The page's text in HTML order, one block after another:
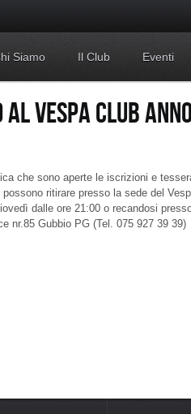
Siamo Il Club Eventi
AL VESPA CLUB
che sono aperte le iscrizioni e
ritirare presso la sede del
dalle ore 21:00 o recandosi
nr.85 Gubbio PG (Tel. 075 927 39 39)